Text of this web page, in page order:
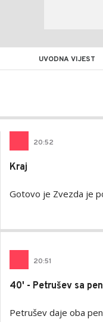
UVODNA VIJEST
20:52
Kraj
Gotovo je Zvezda je
20:51
40' - Petrušev sa
Petrušev daje oba